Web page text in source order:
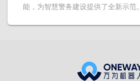
能，为智慧警务建设提供了全新示范。